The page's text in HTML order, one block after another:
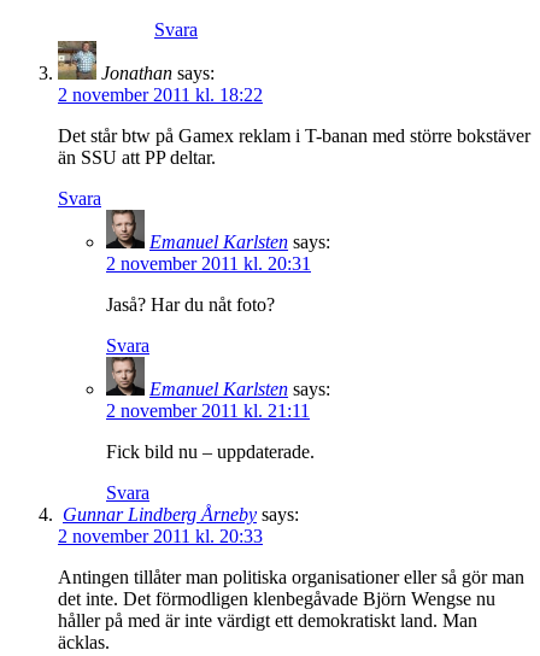
Svara
Jonathan says:
2 november 2011 kl. 18:22
Det står btw på Gamex reklam i T-banan med större bokstäver
än SSU att PP deltar.
Svara
Emanuel Karlsten says:
2 november 2011 kl. 20:31
Jaså? Har du nåt foto?
Svara
Emanuel Karlsten says:
2 november 2011 kl. 21:11
Fick bild nu – uppdaterade.
Svara
Gunnar Lindberg Årneby says:
2 november 2011 kl. 20:33
Antingen tillåter man politiska organisationer eller så gör man
det inte. Det förmodligen klenbegåvade Björn Wengse nu
håller på med är inte värdigt ett demokratiskt land. Man
äcklas.